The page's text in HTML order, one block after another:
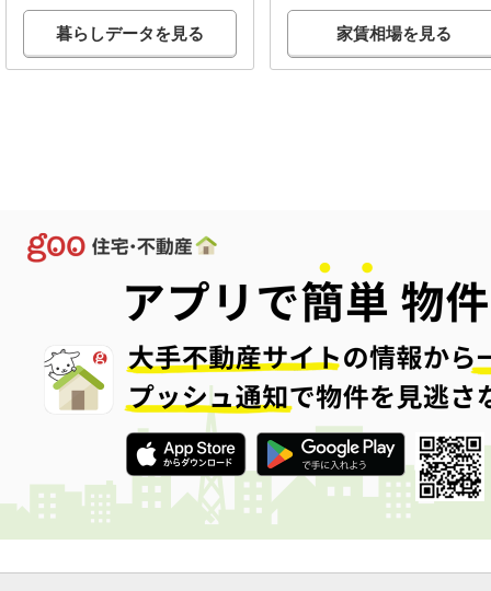
暮らしデータを見る 家賃相場を見る